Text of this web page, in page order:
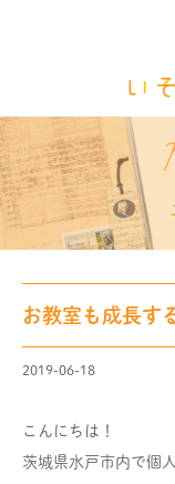
お教室も成長す
2019-06-18
こんにちは！
茨城県水戸市内で個